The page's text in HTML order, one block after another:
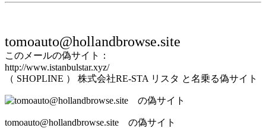
tomoauto@hollandbrowse.site
このメールの偽サイト：
http://www.istanbulstar.xyz/
（ SHOPLINE ） 株式会社RE-STA リスタ と名乗る偽サイト
tomoauto@hollandbrowse.site の偽サイト